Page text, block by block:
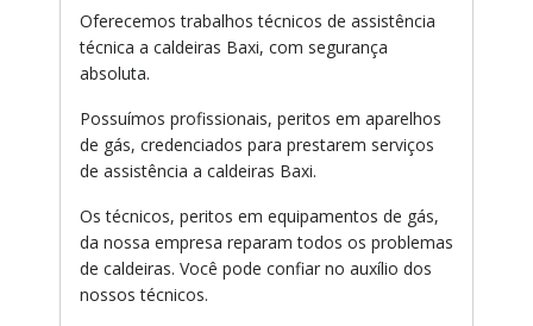
Oferecemos trabalhos técnicos de assistência
técnica a caldeiras Baxi, com segurança
absoluta.
Possuímos profissionais, peritos em aparelhos
de gás, credenciados para prestarem serviços
de assistência a caldeiras Baxi.
Os técnicos, peritos em equipamentos de gás,
da nossa empresa reparam todos os problemas
de caldeiras. Você pode confiar no auxílio dos
nossos técnicos.